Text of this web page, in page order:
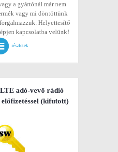
a gyártónál már nem
vagy mi döntöttünk
Helyettesítő
kapcsolatba velünk!
részletek
adó-vevő rádió
(kifutott)